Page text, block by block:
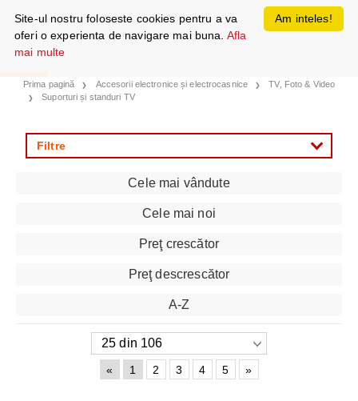
Prima pagină Accesorii electronice și electrocasnice
TV, Foto & Video
Suporturi și standuri TV
Filtre
Cele mai vândute
Cele mai noi
Preţ crescător
Preţ descrescător
A-Z
« 1 2 3 4 5 »
Am inteles!
Site-ul nostru foloseste cookies pentru a va
oferi o experienta de navigare mai buna. Afla
mai multe